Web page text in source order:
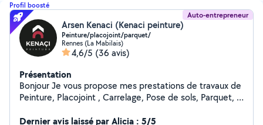
Profil boosté
Auto-entrepreneur
Arsen Kenaci (Kenaci peinture)
Peinture/placojoint/parquet/
Rennes (La Mabilais)
4,6/5 (36 avis)
Présentation
Bonjour Je vous propose mes prestations de travaux de
Peinture, Placojoint , Carrelage, Pose de sols, Parquet, à
Nettoyage et Ravalement de façade, Pose de papier
Dernier avis laissé par Alicia : 5/5